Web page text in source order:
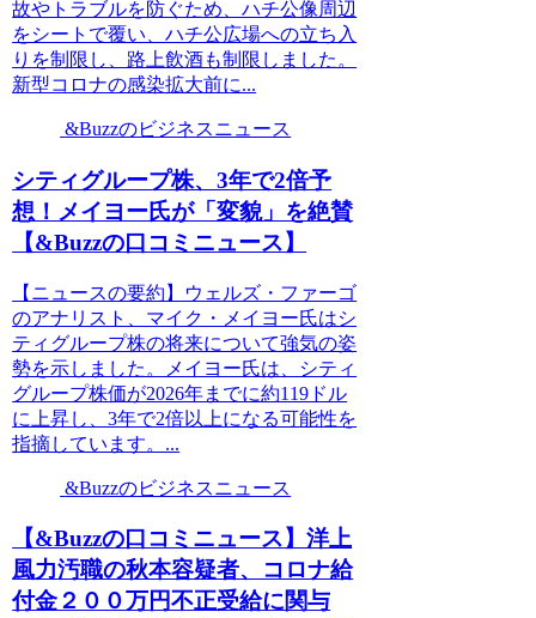
故やトラブルを防ぐため、ハチ公像周辺
をシートで覆い、ハチ公広場への立ち入
りを制限し、路上飲酒も制限しました。
新型コロナの感染拡大前に...
&Buzzのビジネスニュース
シティグループ株、3年で2倍予
想！メイヨー氏が「変貌」を絶賛
【&Buzzの口コミニュース】
【ニュースの要約】ウェルズ・ファーゴ
のアナリスト、マイク・メイヨー氏はシ
ティグループ株の将来について強気の姿
勢を示しました。メイヨー氏は、シティ
グループ株価が2026年までに約119ドル
に上昇し、3年で2倍以上になる可能性を
指摘しています。...
&Buzzのビジネスニュース
【&Buzzの口コミニュース】洋上
風力汚職の秋本容疑者、コロナ給
付金２００万円不正受給に関与